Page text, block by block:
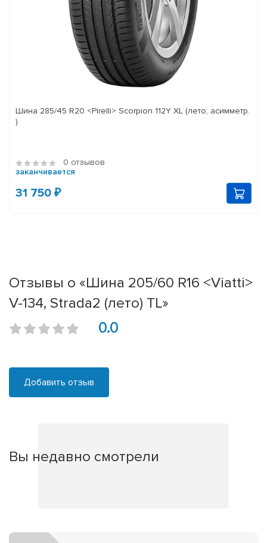
Шина 285/45 R20 <Pirelli> Scorpion 112Y XL (лето; асимметр.
)
0 отзывов
заканчивается
31 750 ₽
Отзывы о «Шина 205/60 R16 <Viatti>
V-134, Strada2 (лето) TL»
0.0
Добавить отзыв
Вы недавно смотрели